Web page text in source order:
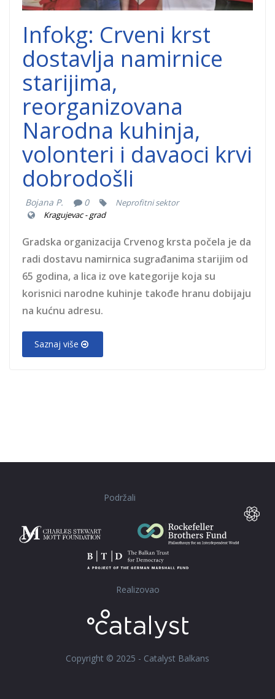
Infokg: Crveni krst
dostavlja namirnice
starijima,
reorganizovana
Narodna kuhinja,
volonteri i davaoci krvi
dobrodošli
Bojana P. 0
Neprofitni sektor
Kragujevac - grad
Gradska organizacija Crvenog krsta počela je da
radi dostavu namirnica sugrađanima starijim od
65 godina, a lica iz ove kategorije koja su
korisnici narodne kuhinje takođe hranu dobijaju
na kućnu adresu.
Saznaj više
Podržali
Realizovao
Copyright © 2025 - Catalyst Balkans